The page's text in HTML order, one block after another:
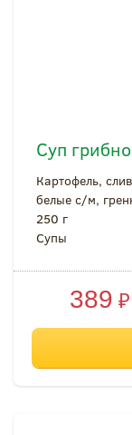
Суп
Картофель,
белые с/м,
250 г
Супы
389 ₽